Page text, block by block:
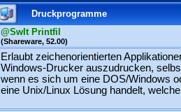
Druckprogramme
@SwIt Printfil
(Shareware, 52.00)
Erlaubt zeichenorientierten
Windows-Drucker auszudrucken,
wenn es sich um eine DOS/Windows
eine Unix/Linux Lösung handelt,